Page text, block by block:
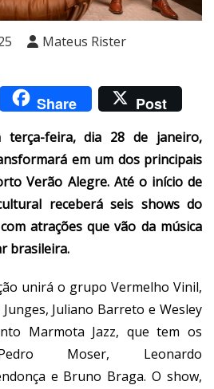
Mateus Rister
WhatsApp
Share Post
feira, dia 28 de janeiro,
em um dos principais
Verão Alegre. Até o início de
receberá seis shows do
atrações que vão da música
brasileira.
unirá o grupo Vermelho Vinil,
Juliano Barreto e Wesley
Marmota Jazz, que tem os
Moser, Leonardo
e Bruno Braga. O show,